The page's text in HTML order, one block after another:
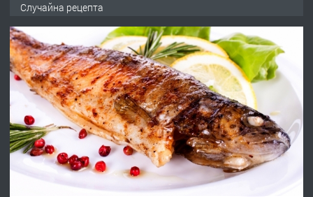
преди 1 година
ПРЕДЛАГА Работа за общи работници
преди 1 година
Първи поход "По стъпките на Ангел
Случайна рецепта